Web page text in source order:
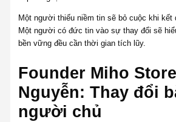
Một người thiếu niềm tin sẽ bỏ cuộc khi kết
Một người có đức tin vào sự thay đổi sẽ
bền vững đều cần thời gian tích lũy.
Founder Miho
Nguyễn: Thay đổi
người chủ